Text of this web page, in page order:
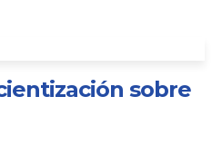
sobre